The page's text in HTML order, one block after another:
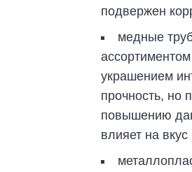
подвержен
медные
украшением
прочность, но
повышению
влияет на